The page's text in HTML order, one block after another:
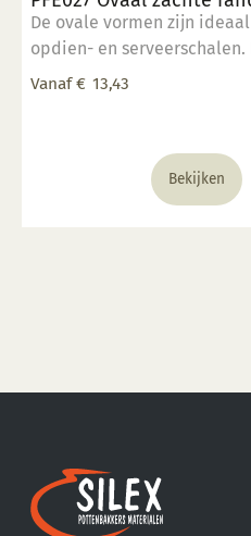
De ovale vormen zijn
opdien- en
stapelbaar. 5" x 7" inch
Vanaf € 13,43
Bekijken